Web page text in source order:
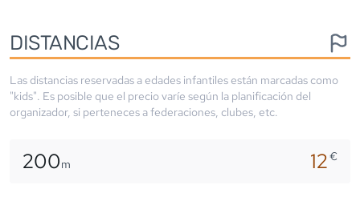
DISTANCIAS
Las distancias reservadas a edades infantiles están marcadas como
"kids". Es posible que el precio varíe según la planificación del
organizador, si perteneces a federaciones, clubes, etc.
200m 12€